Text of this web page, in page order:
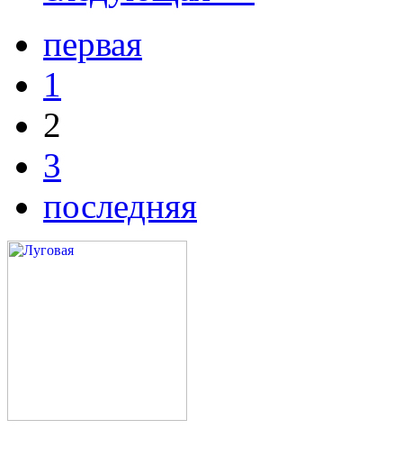
первая
1
2
3
последняя